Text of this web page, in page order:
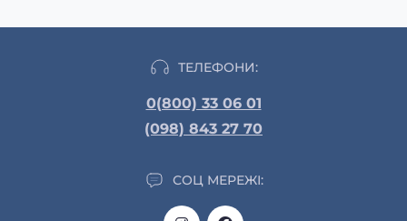
ТЕЛЕФОНИ:
0(800) 33 06 01
(098) 843 27 70
СОЦ МЕРЕЖІ: